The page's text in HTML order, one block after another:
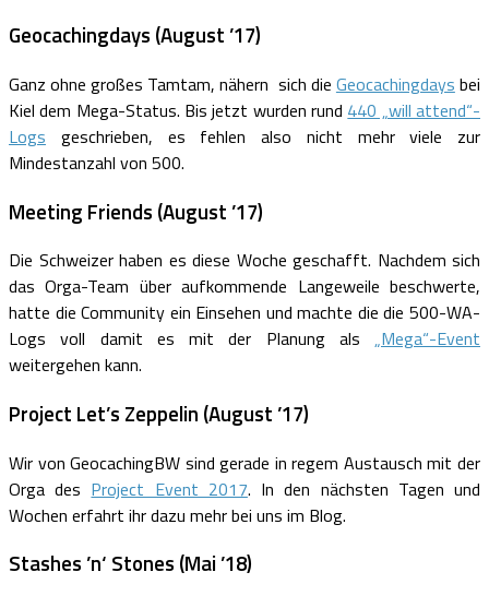
Geocachingdays (August ’17)
Ganz ohne großes Tamtam, nähern sich die Geocachingdays bei
Kiel dem Mega-Status. Bis jetzt wurden rund 440 „will attend“-
Logs geschrieben, es fehlen also nicht mehr viele zur
Mindestanzahl von 500.
Meeting Friends (August ’17)
Die Schweizer haben es diese Woche geschafft. Nachdem sich
das Orga-Team über aufkommende Langeweile beschwerte,
hatte die Community ein Einsehen und machte die die 500-WA-
Logs voll damit es mit der Planung als „Mega“-Event
weitergehen kann.
Project Let’s Zeppelin (August ’17)
Wir von GeocachingBW sind gerade in regem Austausch mit der
Orga des Project Event 2017. In den nächsten Tagen und
Wochen erfahrt ihr dazu mehr bei uns im Blog.
Stashes ’n‘ Stones (Mai ’18)